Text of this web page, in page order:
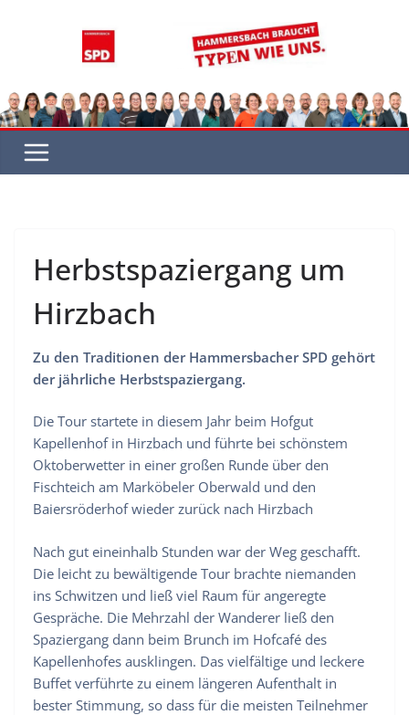
Herbstspaziergang um
Hirzbach
Zu den Traditionen der Hammersbacher SPD gehört
der jährliche Herbstspaziergang.
Die Tour startete in diesem Jahr beim Hofgut
Kapellenhof in Hirzbach und führte bei schönstem
Oktoberwetter in einer großen Runde über den
Fischteich am Marköbeler Oberwald und den
Baiersröderhof wieder zurück nach Hirzbach
Nach gut eineinhalb Stunden war der Weg geschafft.
Die leicht zu bewältigende Tour brachte niemanden
ins Schwitzen und ließ viel Raum für angeregte
Gespräche. Die Mehrzahl der Wanderer ließ den
Spaziergang dann beim Brunch im Hofcafé des
Kapellenhofes ausklingen. Das vielfältige und leckere
Buffet verführte zu einem längeren Aufenthalt in
bester Stimmung, so dass für die meisten Teilnehmer